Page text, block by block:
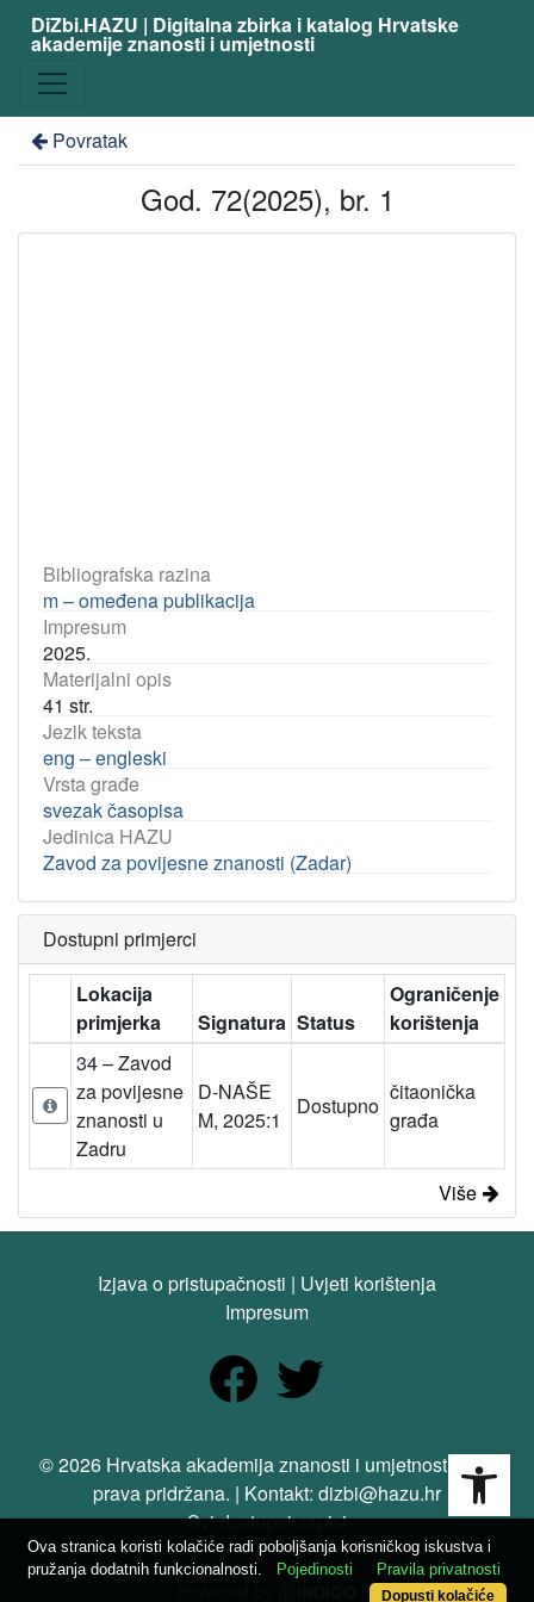
DiZbi.HAZU | Digitalna zbirka i katalog Hrvatske
akademije znanosti i umjetnosti
Povratak
God. 72(2025), br. 1
Bibliografska razina
m – omeđena publikacija
Impresum
2025.
Materijalni opis
41 str.
Jezik teksta
eng – engleski
Vrsta građe
svezak časopisa
Jedinica HAZU
Zavod za povijesne znanosti (Zadar)
Dostupni primjerci
Lokacija
primjerka
Signatura Status
Ograničenje
korištenja
34 – Zavod
za povijesne
znanosti u
Zadru
D-NAŠE
M, 2025:1
Dostupno
čitaonička
građa
Više
Izjava o pristupačnosti | Uvjeti korištenja
Impresum
© 2026 Hrvatska akademija znanosti i umjetnosti. Sva
prava pridržana. | Kontakt: dizbi@hazu.hr
Svi dostupni zapisi
Ova stranica koristi kolačiće radi poboljšanja korisničkog iskustva i
pružanja dodatnih funkcionalnosti.
Pojedinosti Pravila privatnosti
Dopusti kolačiće